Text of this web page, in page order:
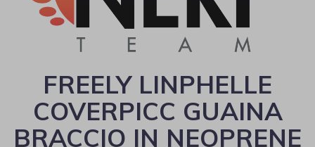
FREELY LINPHELLE
COVERPICC GUAINA
BRACCIO IN NEOPRENE